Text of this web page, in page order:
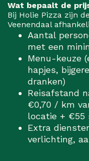
Wat bepaalt de
Bij Holie Pizza zijn
Veenendaal
Aantal
met een
Menu-keuze
hapjes,
dranken)
Reisafstand
€0,70 / km
locatie + €55
Extra
verlichting,